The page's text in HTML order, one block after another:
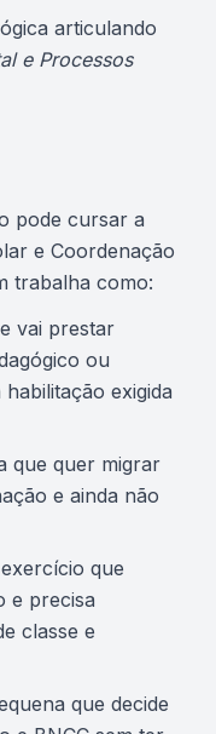
articulando
e Processos
pode cursar a
e Coordenação
trabalha como:
vai prestar
ou
exigida
que quer migrar
e ainda não
que
e precisa
classe e
que decide